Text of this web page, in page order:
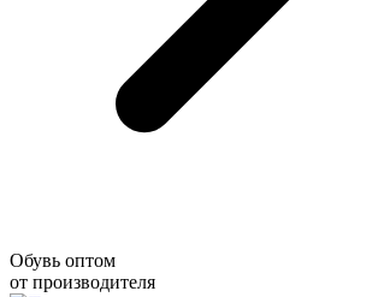
Обувь оптом
от производителя